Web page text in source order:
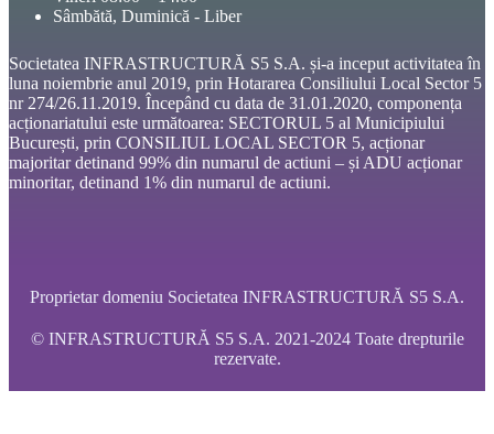
Sâmbătă, Duminică - Liber
Societatea INFRASTRUCTURĂ S5 S.A. și-a inceput activitatea în
luna noiembrie anul 2019, prin Hotararea Consiliului Local Sector 5
nr 274/26.11.2019. Începând cu data de 31.01.2020, componența
acționariatului este următoarea: SECTORUL 5 al Municipiului
București, prin CONSILIUL LOCAL SECTOR 5, acționar
majoritar detinand 99% din numarul de actiuni – și ADU acționar
minoritar, detinand 1% din numarul de actiuni.
Proprietar domeniu Societatea INFRASTRUCTURĂ S5 S.A.
© INFRASTRUCTURĂ S5 S.A. 2021-2024 Toate drepturile
rezervate.